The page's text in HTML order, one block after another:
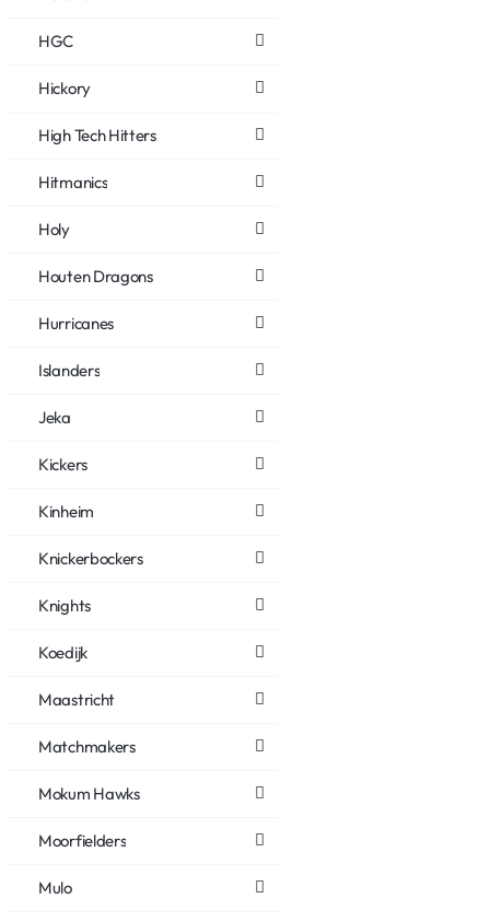
HGC
Hickory
High Tech Hitters
Hitmanics
Holy
Houten Dragons
Hurricanes
Islanders
Jeka
Kickers
Kinheim
Knickerbockers
Knights
Koedijk
Maastricht
Matchmakers
Mokum Hawks
Moorfielders
Mulo